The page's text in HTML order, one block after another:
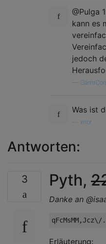
@Pulga
kann es
jedoch
Was ist
xnor
Antworten:
3 Pyth,
Danke an
Erläuterung: